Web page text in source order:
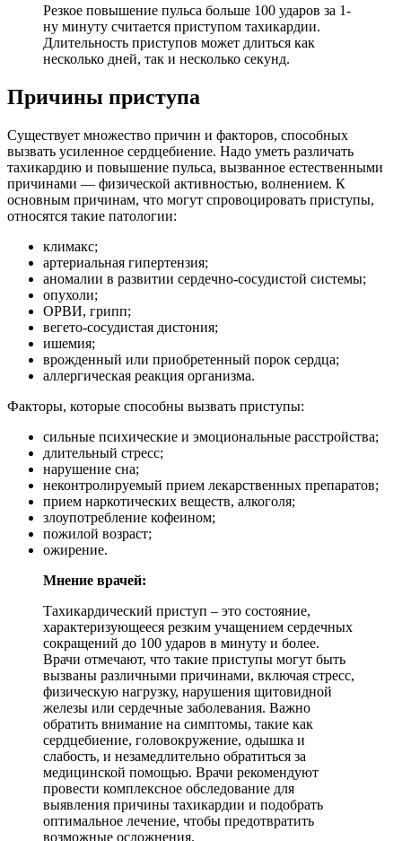
Резкое повышение пульса больше 100 ударов за 1-
ну минуту считается приступом тахикардии.
Длительность приступов может длиться как
несколько дней, так и несколько секунд.
Причины приступа
Существует множество причин и факторов, способных
вызвать усиленное сердцебиение. Надо уметь различать
тахикардию и повышение пульса, вызванное естественными
причинами — физической активностью, волнением. К
основным причинам, что могут спровоцировать приступы,
относятся такие патологии:
климакс;
артериальная гипертензия;
аномалии в развитии сердечно-сосудистой системы;
опухоли;
ОРВИ, грипп;
вегето-сосудистая дистония;
ишемия;
врожденный или приобретенный порок сердца;
аллергическая реакция организма.
Факторы, которые способны вызвать приступы:
сильные психические и эмоциональные расстройства;
длительный стресс;
нарушение сна;
неконтролируемый прием лекарственных препаратов;
прием наркотических веществ, алкоголя;
злоупотребление кофеином;
пожилой возраст;
ожирение.
Мнение врачей:
Тахикардический приступ – это состояние,
характеризующееся резким учащением сердечных
сокращений до 100 ударов в минуту и более.
Врачи отмечают, что такие приступы могут быть
вызваны различными причинами, включая стресс,
физическую нагрузку, нарушения щитовидной
железы или сердечные заболевания. Важно
обратить внимание на симптомы, такие как
сердцебиение, головокружение, одышка и
слабость, и незамедлительно обратиться за
медицинской помощью. Врачи рекомендуют
провести комплексное обследование для
выявления причины тахикардии и подобрать
оптимальное лечение, чтобы предотвратить
возможные осложнения.